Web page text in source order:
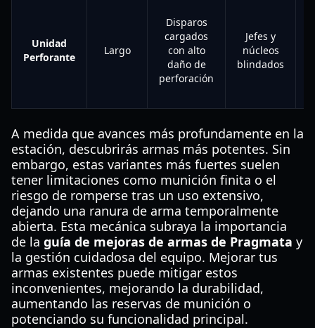
Unidad
Perforante
Largo
Disparos
cargados
con alto
daño de
perforación
Jefes y
núcleos
blindados
A medida que avances más profundamente en la
estación, descubrirás armas más potentes. Sin
embargo, estas variantes más fuertes suelen
tener limitaciones como munición finita o el
riesgo de romperse tras un uso extensivo,
dejando una ranura de arma temporalmente
abierta. Esta mecánica subraya la importancia
de la guía de mejoras de armas de Pragmata y
la gestión cuidadosa del equipo. Mejorar tus
armas existentes puede mitigar estos
inconvenientes, mejorando la durabilidad,
aumentando las reservas de munición o
potenciando su funcionalidad principal.